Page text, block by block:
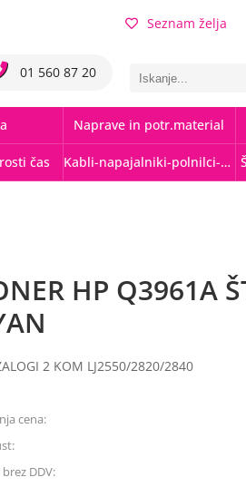
Seznam želja
01 560 87 20
Naprave in potr.material
čas Kabli-napajalniki-polnilci-hubi
HP Q3961A
2 KOM LJ2550/2820/2840
cena:
brez DDV: